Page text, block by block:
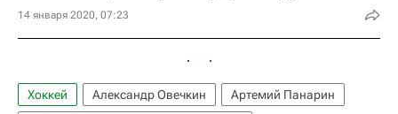
14 января 2020, 07:23
Хоккей Александр Овечкин
Артемий Панарин